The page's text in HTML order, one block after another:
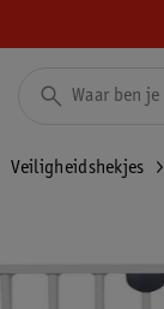
Veiligheidshekjes